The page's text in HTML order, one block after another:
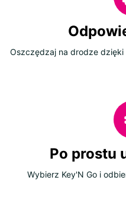
Oszczędzaj na drodze
Po prostu
Wybierz Key'N Go i